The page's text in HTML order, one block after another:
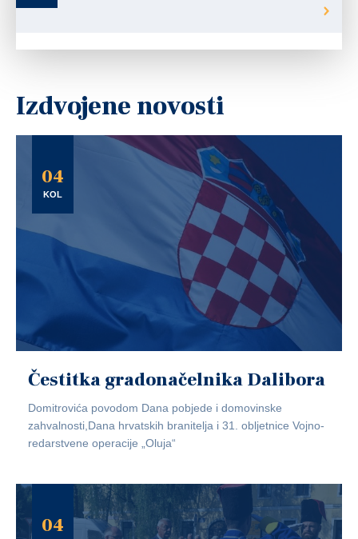
Izdvojene novosti
04
KOL
Čestitka gradonačelnika Dalibora
Domitrovića povodom Dana pobjede i domovinske
zahvalnosti,Dana hrvatskih branitelja i 31. obljetnice Vojno-
redarstvene operacije „Oluja“
04